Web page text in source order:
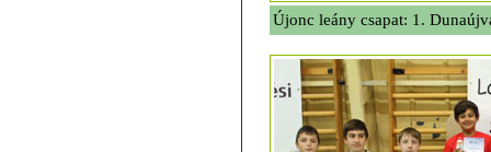
Újonc leány csapat: 1.